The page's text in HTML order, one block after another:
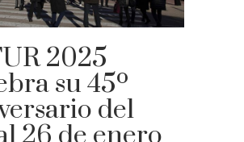
2025
su 45º
del